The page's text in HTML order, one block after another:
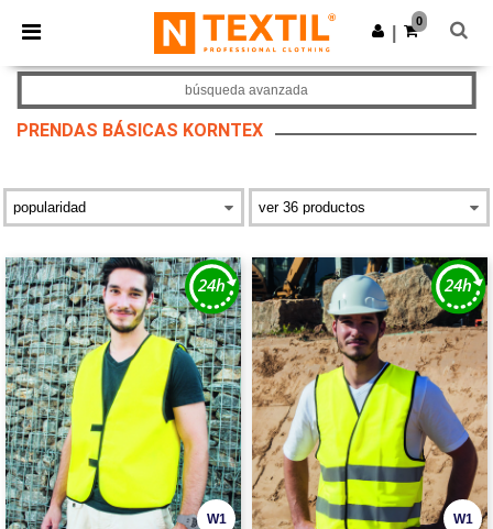
× App de Ntextil
¡Mejores precios en app!
Descargar app
0
PRENDAS BÁSICAS KORNTEX
búsqueda avanzada
W1 W1